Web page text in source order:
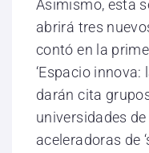
Asimismo, esta
abrirá tres
contó en la
‘Espacio innova:
darán cita
universidades
aceleradoras de